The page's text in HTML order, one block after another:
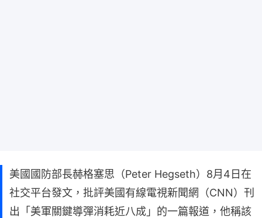
美國國防部長赫格塞思（Peter Hegseth）8月4日在
社交平台發文，批評美國有線電視新聞網（CNN）刊
出「美軍關鍵導彈消耗近八成」的一篇報道，他稱該